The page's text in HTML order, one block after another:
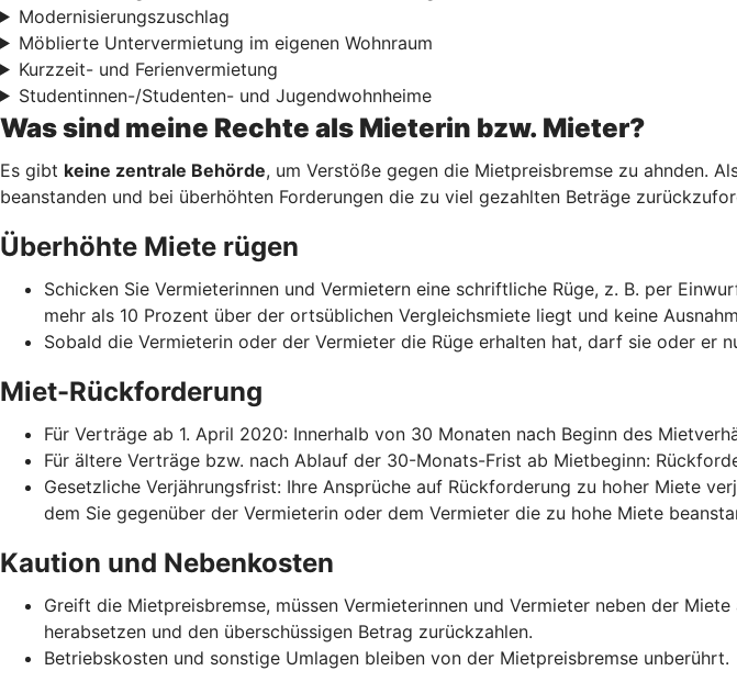
Modernisierungszuschlag
Möblierte Untervermietung im eigenen Wohnraum
Kurzzeit- und Ferienvermietung
Studentinnen-/Studenten- und Jugendwohnheime
Was sind meine Rechte als Mieterin bzw. Mieter?
Es gibt keine zentrale Behörde, um Verstöße gegen die Mietpreisbremse zu ahnden.
beanstanden und bei überhöhten Forderungen die zu viel gezahlten Beträge
Überhöhte Miete rügen
Schicken Sie Vermieterinnen und Vermietern eine schriftliche Rüge, z. B. per
mehr als 10 Prozent über der ortsüblichen Vergleichsmiete liegt und keine
Sobald die Vermieterin oder der Vermieter die Rüge erhalten hat, darf sie oder
Miet-Rückforderung
Für Verträge ab 1. April 2020: Innerhalb von 30 Monaten nach Beginn des
Für ältere Verträge bzw. nach Ablauf der 30-Monats-Frist ab Mietbeginn:
Gesetzliche Verjährungsfrist: Ihre Ansprüche auf Rückforderung zu hoher Miete
dem Sie gegenüber der Vermieterin oder dem Vermieter die zu hohe Miete
Kaution und Nebenkosten
Greift die Mietpreisbremse, müssen Vermieterinnen und Vermieter neben der
herabsetzen und den überschüssigen Betrag zurückzahlen.
Betriebskosten und sonstige Umlagen bleiben von der Mietpreisbremse unberührt.